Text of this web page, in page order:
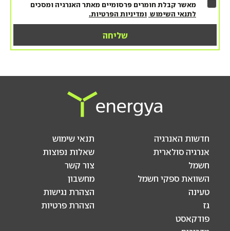
מאשר קבלת חומרים פרסומיים מאתר האנרגיה ומסכים
לתנאי השימוש ומדיניות הפרטיות.
חדשות האנרגיה
אנרגיה סולארית
חשמל
השוואת ספקי חשמל
טעינה
גז
פודקאסט
תנאי שימוש
שאלות נפוצות
צור קשר
מחשבון
הצהרת נגישות
הצהרת פרטיות